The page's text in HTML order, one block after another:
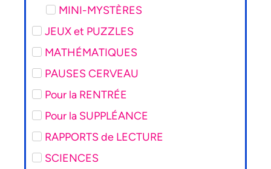
MINI-MYSTÈRES
JEUX et PUZZLES
MATHÉMATIQUES
PAUSES CERVEAU
Pour la RENTRÉE
Pour la SUPPLÉANCE
RAPPORTS de LECTURE
SCIENCES